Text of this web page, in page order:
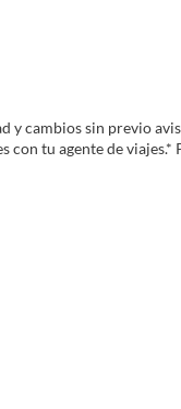
y cambios sin previo
tu agente de viajes.*